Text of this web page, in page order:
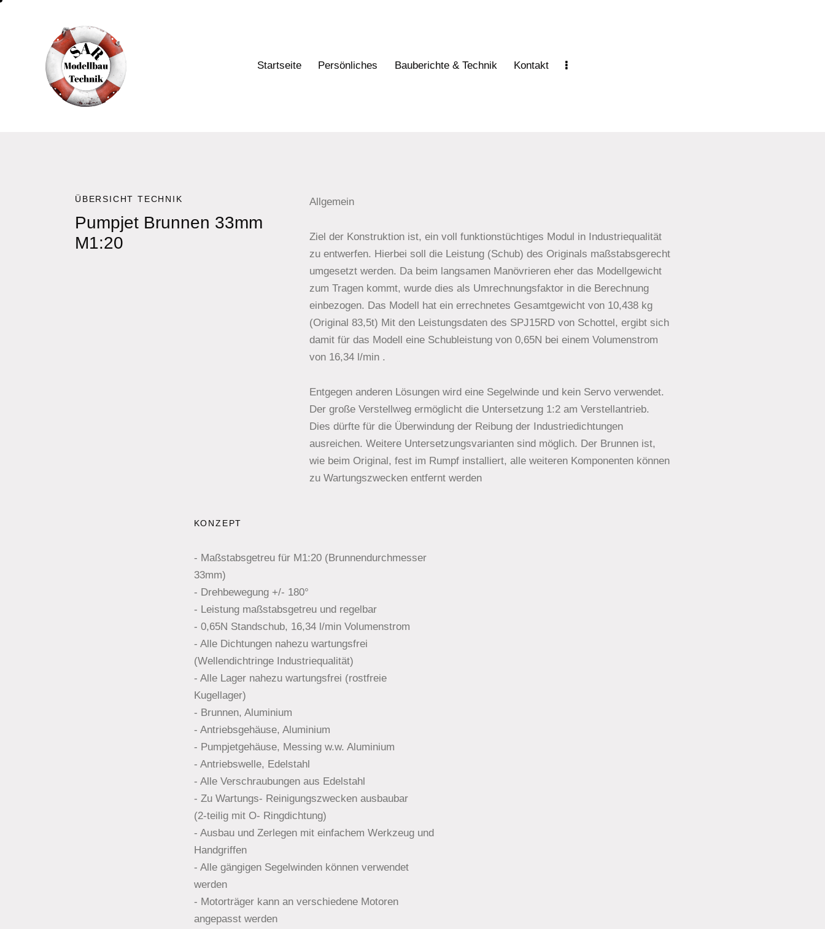
Startseite Persönliches Bauberichte & Technik Kontakt
ÜBERSICHT TECHNIK
Pumpjet Brunnen 33mm
M1:20
Allgemein
Ziel der Konstruktion ist, ein voll funktionstüchtiges Modul in Industriequalität
zu entwerfen. Hierbei soll die Leistung (Schub) des Originals maßstabsgerecht
umgesetzt werden. Da beim langsamen Manövrieren eher das Modellgewicht
zum Tragen kommt, wurde dies als Umrechnungsfaktor in die Berechnung
einbezogen. Das Modell hat ein errechnetes Gesamtgewicht von 10,438 kg
(Original 83,5t) Mit den Leistungsdaten des SPJ15RD von Schottel, ergibt sich
damit für das Modell eine Schubleistung von 0,65N bei einem Volumenstrom
von 16,34 l/min .
Entgegen anderen Lösungen wird eine Segelwinde und kein Servo verwendet.
Der große Verstellweg ermöglicht die Untersetzung 1:2 am Verstellantrieb.
Dies dürfte für die Überwindung der Reibung der Industriedichtungen
ausreichen. Weitere Untersetzungsvarianten sind möglich. Der Brunnen ist,
wie beim Original, fest im Rumpf installiert, alle weiteren Komponenten können
zu Wartungszwecken entfernt werden
KONZEPT
- Maßstabsgetreu für M1:20 (Brunnendurchmesser
33mm)
- Drehbewegung +/- 180°
- Leistung maßstabsgetreu und regelbar
- 0,65N Standschub, 16,34 l/min Volumenstrom
- Alle Dichtungen nahezu wartungsfrei
(Wellendichtringe Industriequalität)
- Alle Lager nahezu wartungsfrei (rostfreie
Kugellager)
- Brunnen, Aluminium
- Antriebsgehäuse, Aluminium
- Pumpjetgehäuse, Messing w.w. Aluminium
- Antriebswelle, Edelstahl
- Alle Verschraubungen aus Edelstahl
- Zu Wartungs- Reinigungszwecken ausbaubar
(2-teilig mit O- Ringdichtung)
- Ausbau und Zerlegen mit einfachem Werkzeug und
Handgriffen
- Alle gängigen Segelwinden können verwendet
werden
- Motorträger kann an verschiedene Motoren
angepasst werden